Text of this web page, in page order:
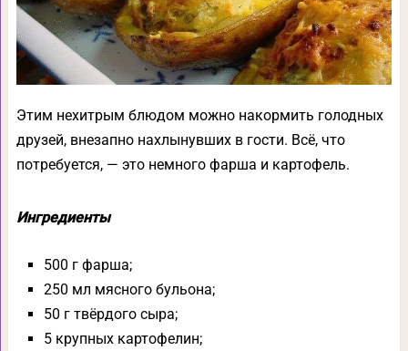
Этим нехитрым блюдом можно накормить голодных
друзей, внезапно нахлынувших в гости. Всё, что
потребуется, — это немного фарша и картофель.
Ингредиенты
500 г фарша;
250 мл мясного бульона;
50 г твёрдого сыра;
5 крупных картофелин;